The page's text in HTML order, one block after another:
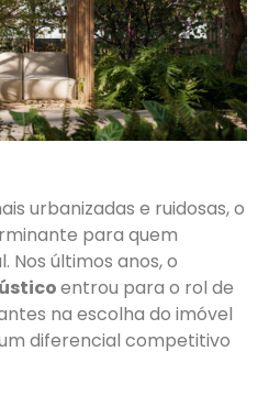
urbanizadas e ruidosas, o
para quem
Nos últimos anos, o
entrou para o rol de
na escolha do imóvel
diferencial competitivo